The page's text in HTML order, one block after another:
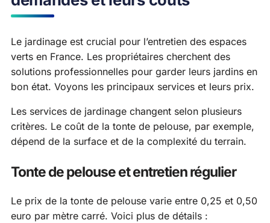
Le jardinage est crucial pour l’entretien des espaces
verts en France. Les propriétaires cherchent des
solutions professionnelles pour garder leurs jardins en
bon état. Voyons les principaux services et leurs prix.
Les services de jardinage changent selon plusieurs
critères. Le coût de la tonte de pelouse, par exemple,
dépend de la surface et de la complexité du terrain.
Tonte de pelouse et entretien régulier
Le prix de la tonte de pelouse varie entre 0,25 et 0,50
euro par mètre carré. Voici plus de détails :